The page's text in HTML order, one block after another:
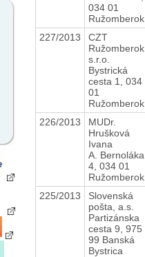
034 01
Ružomberok
227/2013
CZT
Ružomberok,
s.r.o.
Bystrická
cesta 1, 034
01
Ružomberok
226/2013
MUDr.
Hrušková
Ivana
A. Bernoláka
4, 034 01
Ružomberok
225/2013
Slovenská
pošta, a.s.
Partizánska
cesta 9, 975
99 Banská
Bystrica